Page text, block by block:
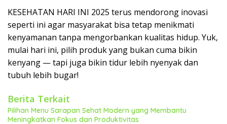
KESEHATAN HARI INI 2025 terus mendorong inovasi
seperti ini agar masyarakat bisa tetap menikmati
kenyamanan tanpa mengorbankan kualitas hidup. Yuk,
mulai hari ini, pilih produk yang bukan cuma bikin
kenyang — tapi juga bikin tidur lebih nyenyak dan
tubuh lebih bugar!
Berita Terkait
Pilihan Menu Sarapan Sehat Modern yang Membantu
Meningkatkan Fokus dan Produktivitas